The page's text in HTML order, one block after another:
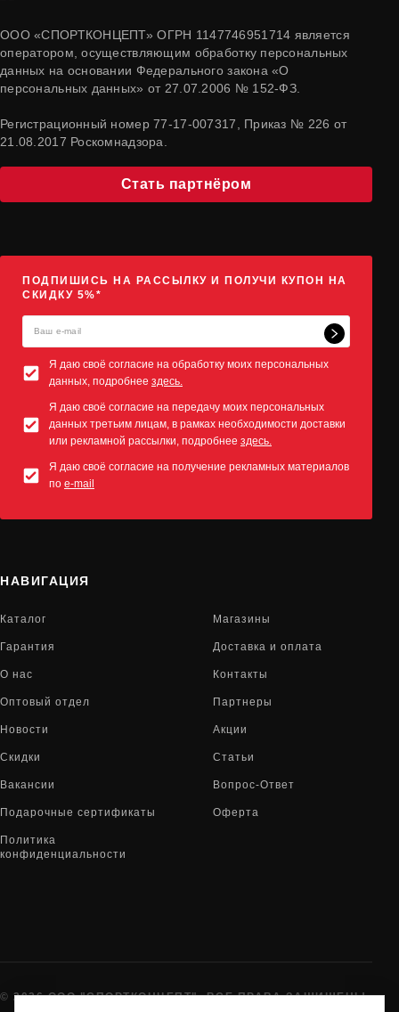
ООО «СПОРТКОНЦЕПТ» ОГРН 1147746951714 является
оператором, осуществляющим обработку персональных
данных на основании Федерального закона «О
персональных данных» от 27.07.2006 № 152-ФЗ.
Регистрационный номер 77-17-007317, Приказ № 226 от
21.08.2017 Роскомнадзора.
Стать партнёром
ПОДПИШИСЬ НА РАССЫЛКУ И ПОЛУЧИ КУПОН НА
СКИДКУ 5%*
Я даю своё согласие на обработку моих персональных
данных, подробнее здесь.
Я даю своё согласие на передачу моих персональных
данных третьим лицам, в рамках необходимости доставки
или рекламной рассылки, подробнее здесь.
Я даю своё согласие на получение рекламных материалов
по e-mail
НАВИГАЦИЯ
Каталог Магазины
Гарантия Доставка и оплата
О нас Контакты
Оптовый отдел Партнеры
Новости Акции
Скидки Статьи
Вакансии Вопрос-Ответ
Подарочные сертификаты Оферта
Политика
конфиденциальности
© 2026 ООО "СПОРТКОНЦЕПТ". ВСЕ ПРАВА ЗАЩИЩЕНЫ